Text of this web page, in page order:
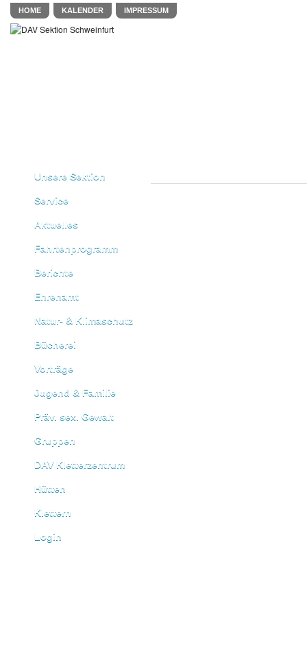
HOME KALENDER IMPRESSUM
Unsere Sektion
Service
Aktuelles
Fahrtenprogramm
Berichte
Ehrenamt
Natur- & Klimaschutz
Bücherei
Vorträge
Jugend & Familie
Präv. sex. Gewalt
Gruppen
DAV Kletterzentrum
Hütten
Klettern
Login